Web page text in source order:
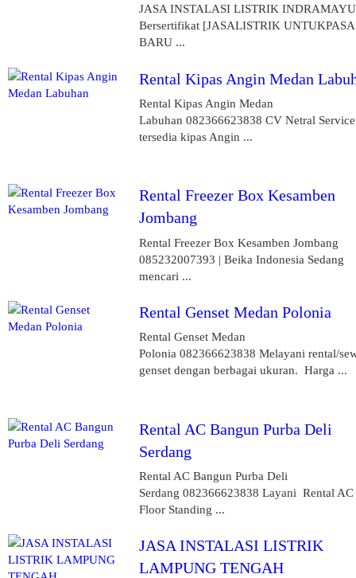
JASA INSTALASI LISTRIK INDRAMAYU
Bersertifikat [JASALISTRIK
BARU ...
Rental Kipas Angin Medan
Rental Kipas Angin Medan
Labuhan 082366623838 CV Netral Service
tersedia kipas Angin ...
Rental Freezer Box Kesamben
Jombang
Rental Freezer Box Kesamben Jombang
085232007393 | Beika Indonesia Sedang
mencari ...
Rental Genset Medan Polonia
Rental Genset Medan
Polonia 082366623838 Melayani rental/
genset dengan berbagai ukuran. Harga ...
Rental AC Bangun Purba Deli
Serdang
Rental AC Bangun Purba Deli
Serdang 082366623838 Layani Rental AC
Floor Standing ...
JASA INSTALASI LISTRIK
LAMPUNG TENGAH